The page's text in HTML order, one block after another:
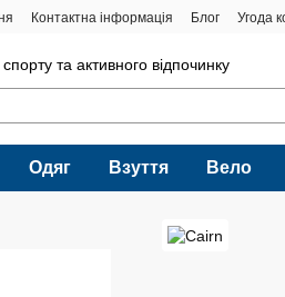
Контактна інформація Блог Угода
та активного відпочинку
Одяг Взуття Вело